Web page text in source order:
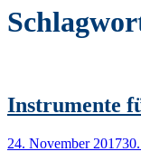
Instrumente
24. November 2017